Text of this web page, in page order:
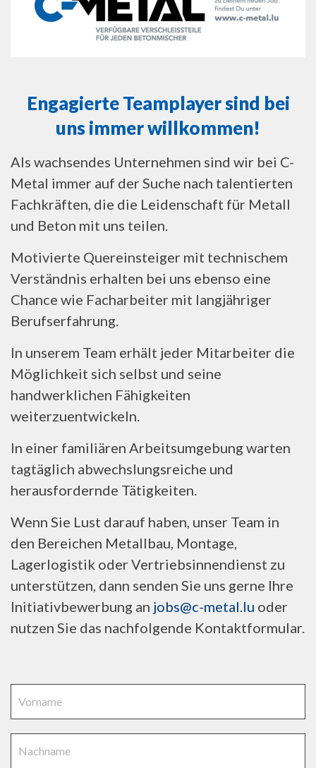
Engagierte Teamplayer sind bei
uns immer willkommen!
Als wachsendes Unternehmen sind wir bei C-
Metal immer auf der Suche nach talentierten
Fachkräften, die die Leidenschaft für Metall
und Beton mit uns teilen.
Motivierte Quereinsteiger mit technischem
Verständnis erhalten bei uns ebenso eine
Chance wie Facharbeiter mit langjähriger
Berufserfahrung.
In unserem Team erhält jeder Mitarbeiter die
Möglichkeit sich selbst und seine
handwerklichen Fähigkeiten
weiterzuentwickeln.
In einer familiären Arbeitsumgebung warten
tagtäglich abwechslungsreiche und
herausfordernde Tätigkeiten.
Wenn Sie Lust darauf haben, unser Team in
den Bereichen Metallbau, Montage,
Lagerlogistik oder Vertriebsinnendienst zu
unterstützen, dann senden Sie uns gerne Ihre
Initiativbewerbung an jobs@c-metal.lu oder
nutzen Sie das nachfolgende Kontaktformular.